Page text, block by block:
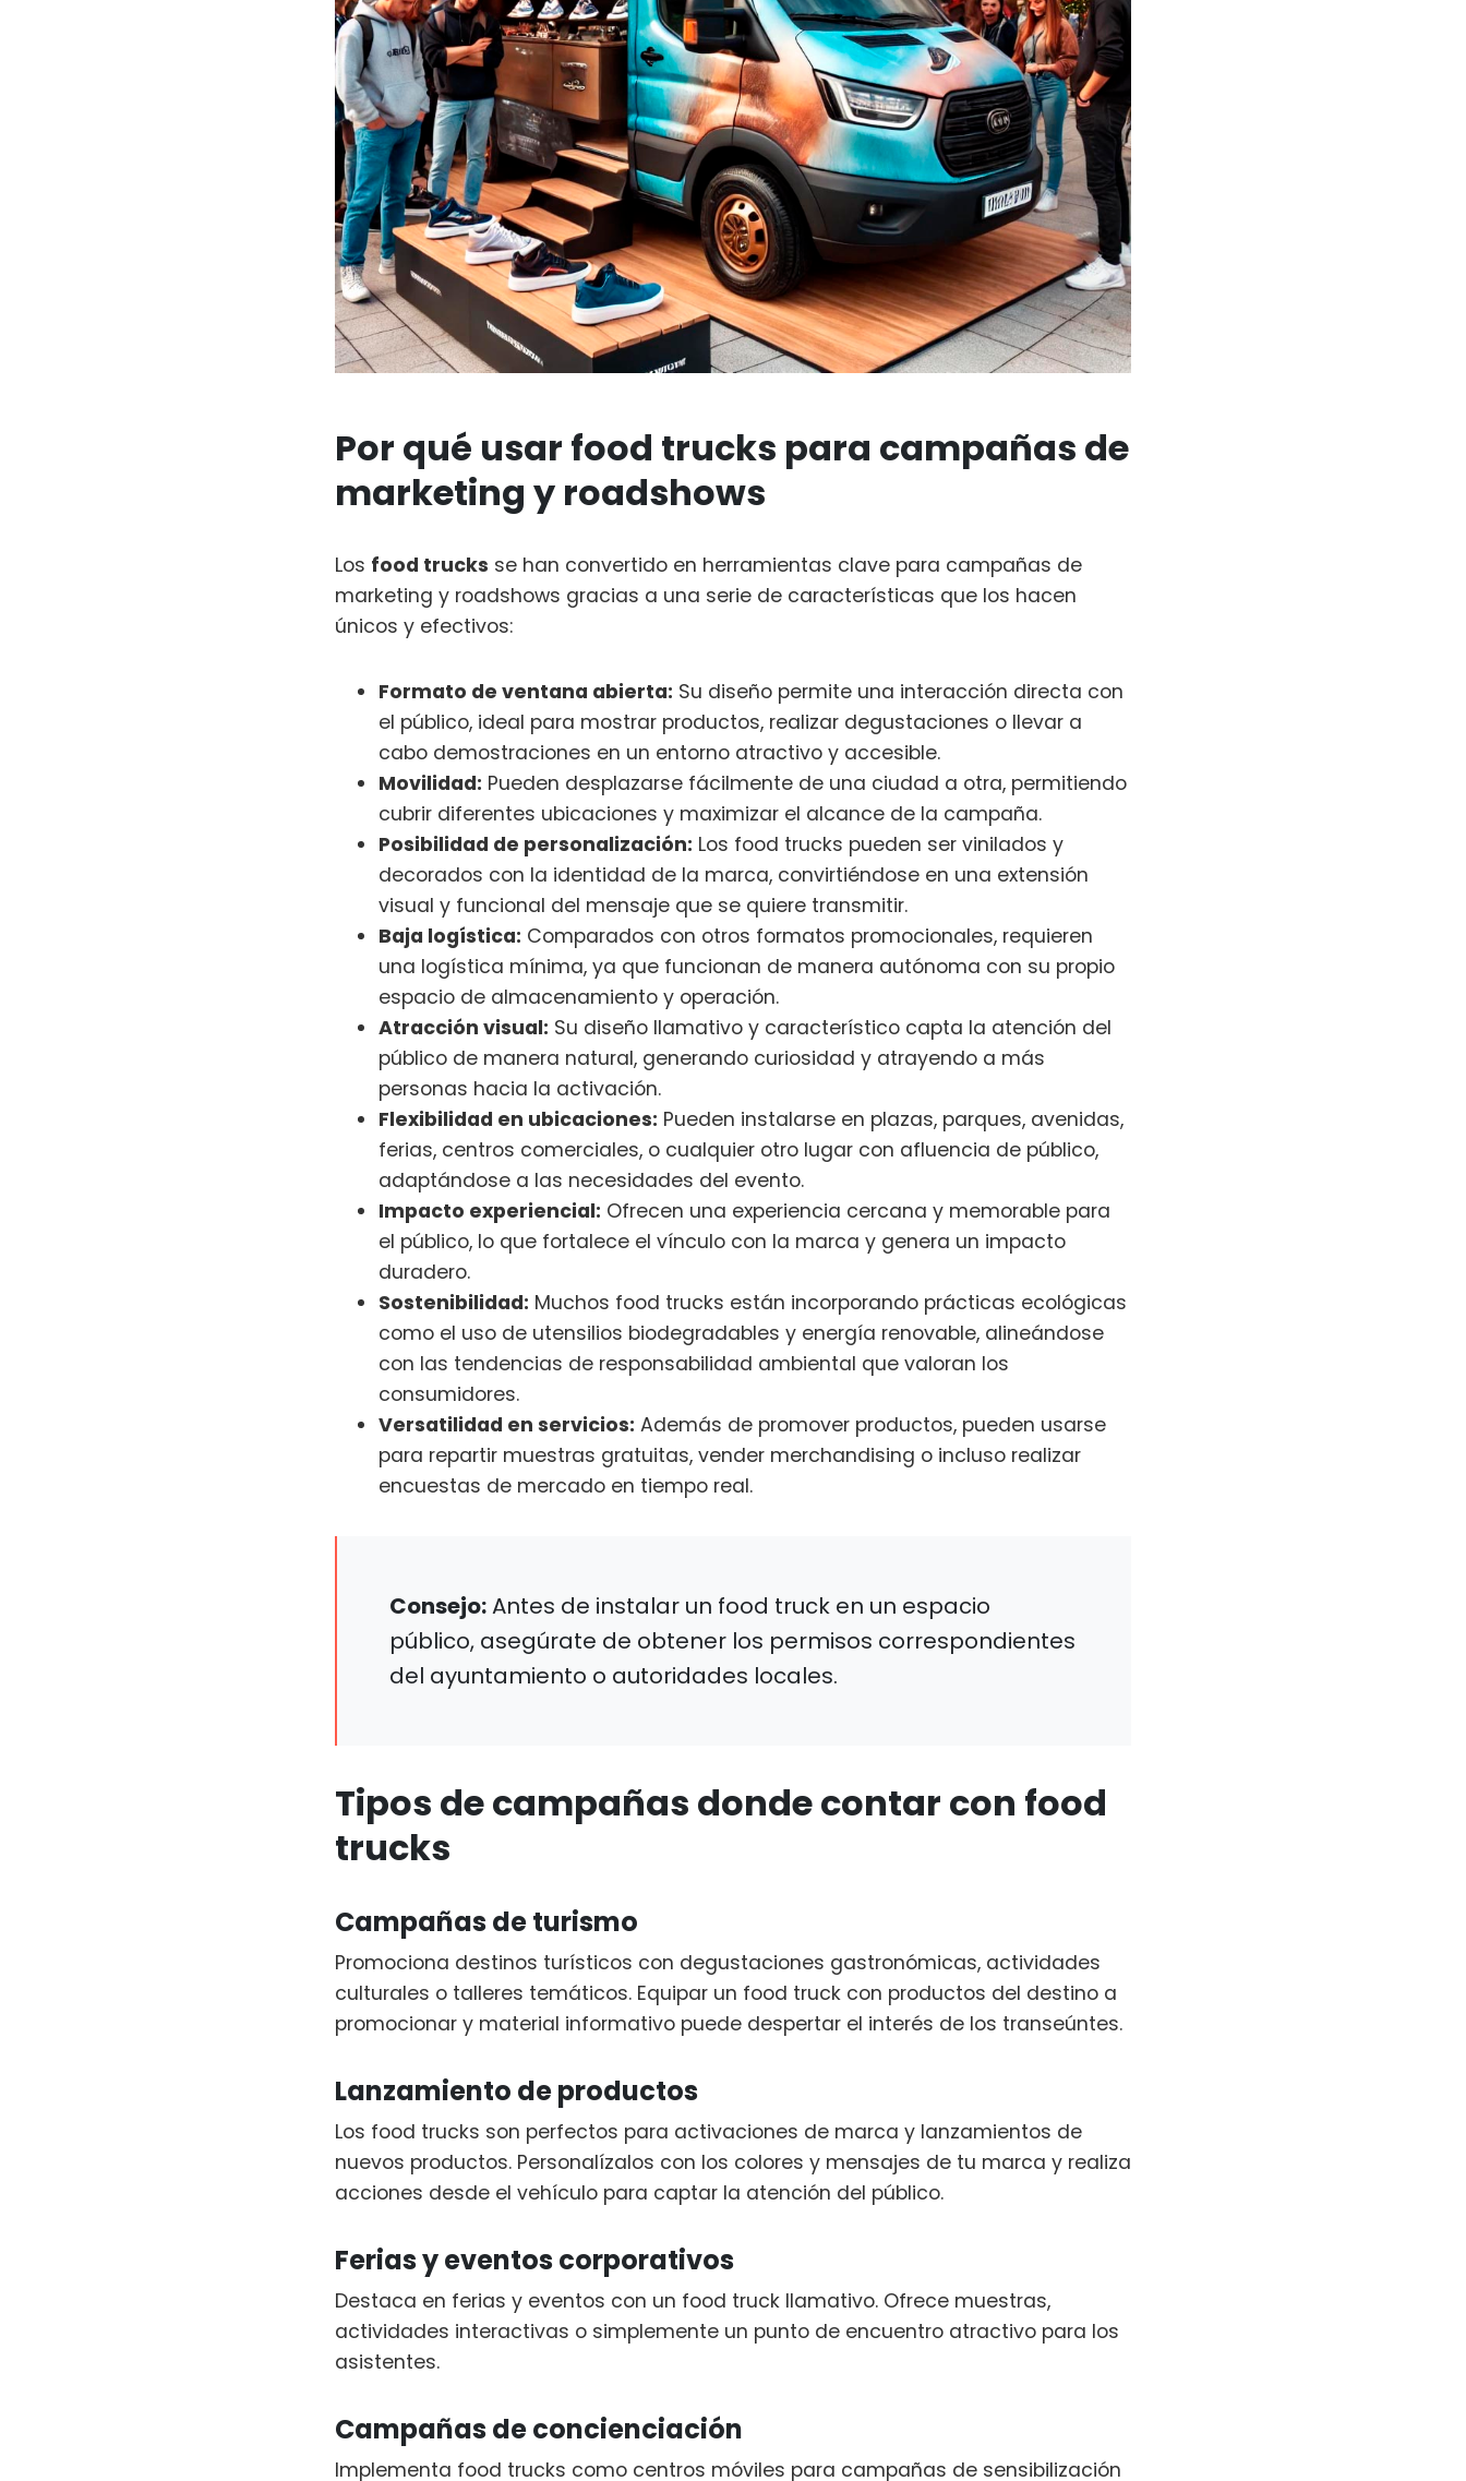
Por qué usar food trucks para campañas de
marketing y roadshows
Los food trucks se han convertido en herramientas clave para campañas de
marketing y roadshows gracias a una serie de características que los hacen
únicos y efectivos:
Formato de ventana abierta: Su diseño permite una interacción directa con
el público, ideal para mostrar productos, realizar degustaciones o llevar a
cabo demostraciones en un entorno atractivo y accesible.
Movilidad: Pueden desplazarse fácilmente de una ciudad a otra, permitiendo
cubrir diferentes ubicaciones y maximizar el alcance de la campaña.
Posibilidad de personalización: Los food trucks pueden ser vinilados y
decorados con la identidad de la marca, convirtiéndose en una extensión
visual y funcional del mensaje que se quiere transmitir.
Baja logística: Comparados con otros formatos promocionales, requieren
una logística mínima, ya que funcionan de manera autónoma con su propio
espacio de almacenamiento y operación.
Atracción visual: Su diseño llamativo y característico capta la atención del
público de manera natural, generando curiosidad y atrayendo a más
personas hacia la activación.
Flexibilidad en ubicaciones: Pueden instalarse en plazas, parques, avenidas,
ferias, centros comerciales, o cualquier otro lugar con afluencia de público,
adaptándose a las necesidades del evento.
Impacto experiencial: Ofrecen una experiencia cercana y memorable para
el público, lo que fortalece el vínculo con la marca y genera un impacto
duradero.
Sostenibilidad: Muchos food trucks están incorporando prácticas ecológicas
como el uso de utensilios biodegradables y energía renovable, alineándose
con las tendencias de responsabilidad ambiental que valoran los
consumidores.
Versatilidad en servicios: Además de promover productos, pueden usarse
para repartir muestras gratuitas, vender merchandising o incluso realizar
encuestas de mercado en tiempo real.
Consejo:Antes de instalar un food truck en un espacio
público, asegúrate de obtener los permisos correspondientes
del ayuntamiento o autoridades locales.
Tipos de campañas donde contar con food
trucks
Campañas de turismo
Promociona destinos turísticos con degustaciones gastronómicas, actividades
culturales o talleres temáticos. Equipar un food truck con productos del destino a
promocionar y material informativo puede despertar el interés de los transeúntes.
Lanzamiento de productos
Los food trucks son perfectos para activaciones de marca y lanzamientos de
nuevos productos. Personalízalos con los colores y mensajes de tu marca y realiza
acciones desde el vehículo para captar la atención del público.
Ferias y eventos corporativos
Destaca en ferias y eventos con un food truck llamativo. Ofrece muestras,
actividades interactivas o simplemente un punto de encuentro atractivo para los
asistentes.
Campañas de concienciación
Implementa food trucks como centros móviles para campañas de sensibilización